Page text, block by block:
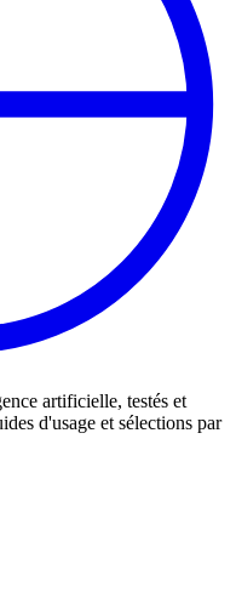
artificielle, testés et
d'usage et sélections par